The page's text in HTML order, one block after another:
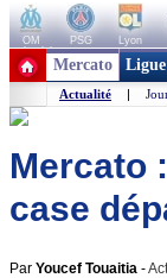
OM PSG Lyon
+ de clubs
Mercato
Actualité |
Mercato
case
Par Youcef Touaitia -